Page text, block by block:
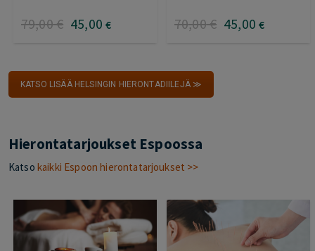
79,00€ 45,00 € 70,00€ 45,00 €
KATSO LISÄÄ HELSINGIN HIERONTADIILEJÄ ≫
Hierontatarjoukset Espoossa
Katso kaikki Espoon hierontatarjoukset >>